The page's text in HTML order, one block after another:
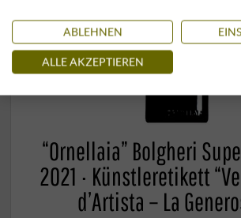
“Ornellaia” Bolgheri
2021 · Künstleretikett
d’Artista – La
ABLEHNEN
ALLE AKZEPTIEREN